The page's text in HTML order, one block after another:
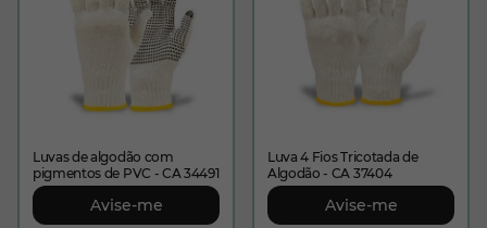
Luvas de algodão com
pigmentos de PVC - CA 34491
Avise-me
Luva 4 Fios Tricotada de
Algodão - CA 37404
Avise-me